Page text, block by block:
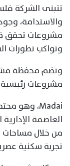
تتبنى الشركة
والاستدامة،
مشروعات تحقق
وتواكب تطورات
مشروعات
العاصمة
من خلال
تجربة سكنية